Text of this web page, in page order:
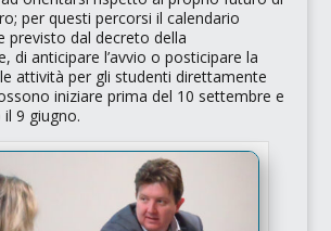
per questi percorsi il calendario
previsto dal decreto della
di anticipare l’avvio o posticipare la
attività per gli studenti direttamente
iniziare prima del 10 settembre e
9 giugno.